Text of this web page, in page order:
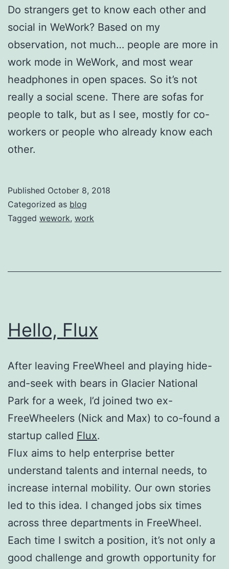
Do strangers get to know each other and
social in WeWork? Based on my
observation, not much… people are more in
work mode in WeWork, and most wear
headphones in open spaces. So it’s not
really a social scene. There are sofas for
people to talk, but as I see, mostly for co-
workers or people who already know each
other.
Published October 8, 2018
Categorized as blog
Tagged wework, work
Hello, Flux
After leaving FreeWheel and playing hide-
and-seek with bears in Glacier National
Park for a week, I’d joined two ex-
FreeWheelers (Nick and Max) to co-found a
startup called Flux.
Flux aims to help enterprise better
understand talents and internal needs, to
increase internal mobility. Our own stories
led to this idea. I changed jobs six times
across three departments in FreeWheel.
Each time I switch a position, it’s not only a
good challenge and growth opportunity for